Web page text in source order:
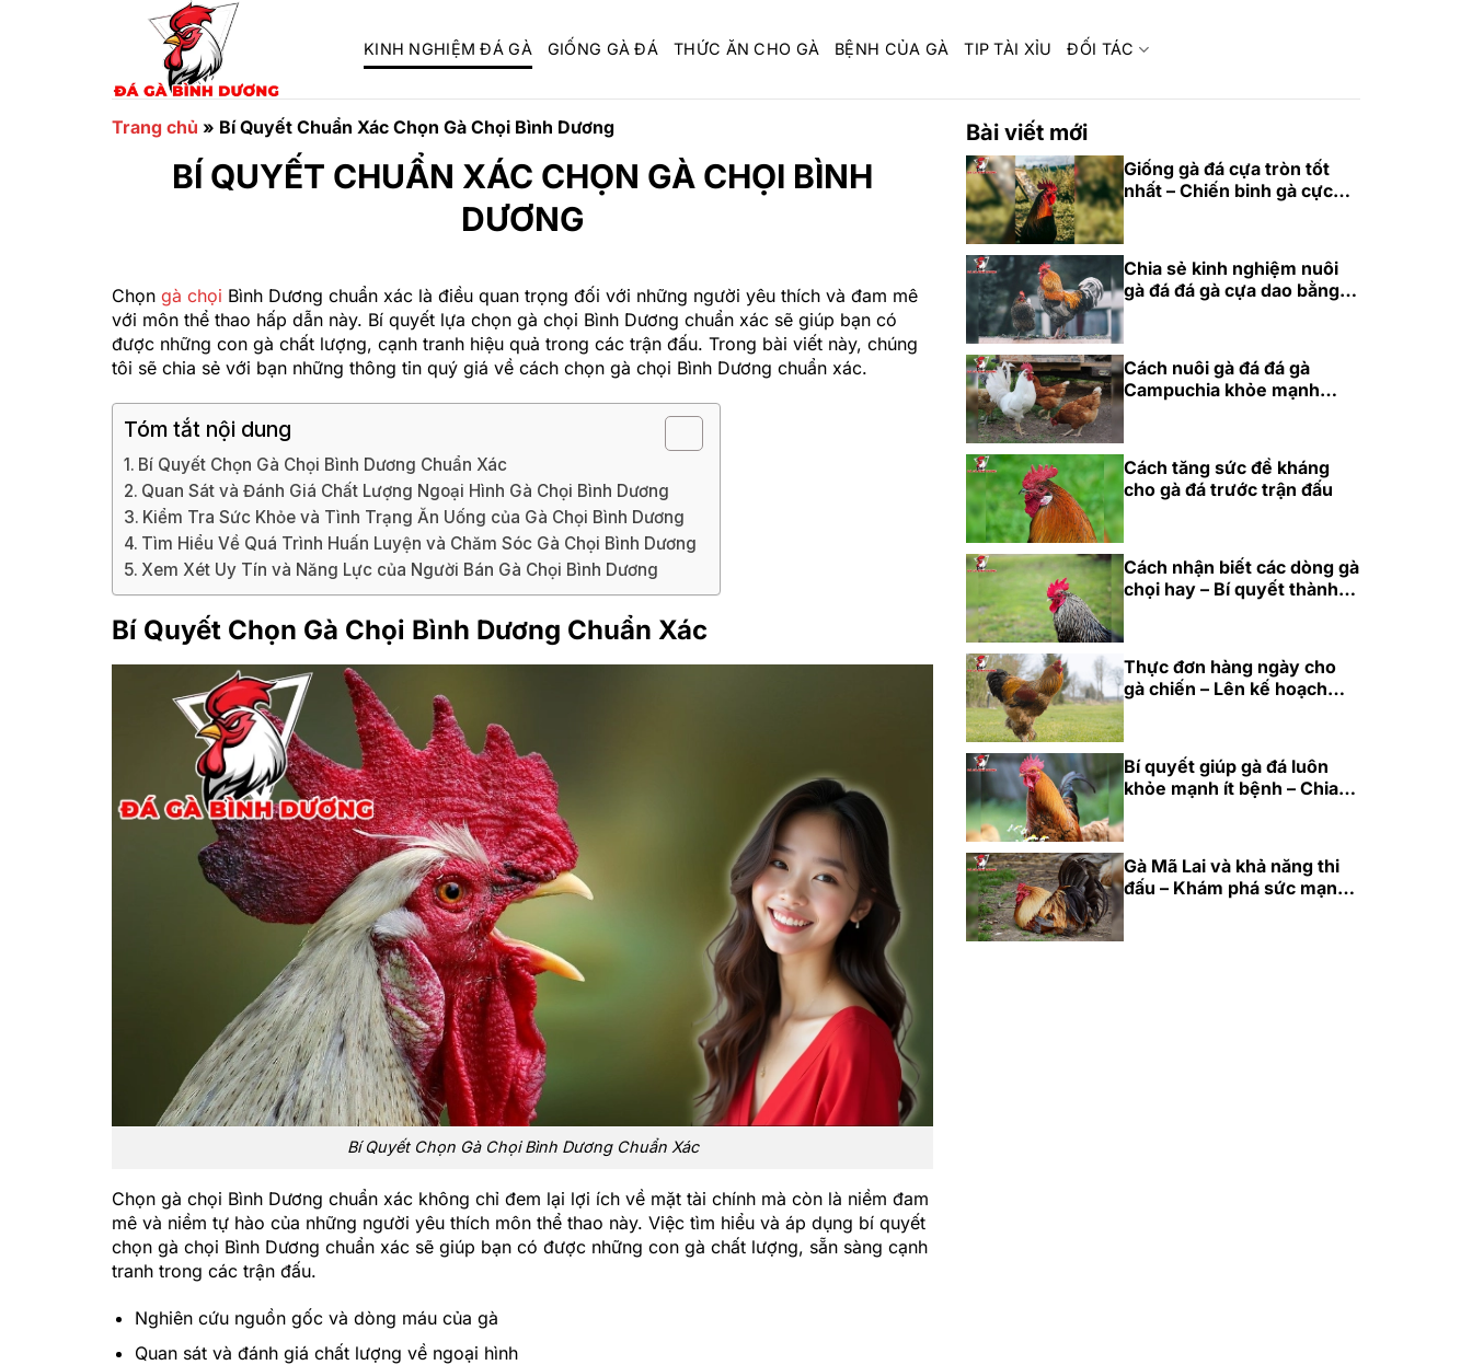
KINH NGHIỆM ĐÁ GÀ GIỐNG GÀ ĐÁ THỨC ĂN CHO GÀ BỆNH CỦA GÀ TIP TÀI XỈU ĐỐI TÁC
Trang chủ » Bí Quyết Chuẩn Xác Chọn Gà Chọi Bình Dương
BÍ QUYẾT CHUẨN XÁC CHỌN GÀ CHỌI BÌNH
DƯƠNG
Chọn gà chọi Bình Dương chuẩn xác là điều quan trọng đối với những người yêu thích và đam mê
với môn thể thao hấp dẫn này. Bí quyết lựa chọn gà chọi Bình Dương chuẩn xác sẽ giúp bạn có
được những con gà chất lượng, cạnh tranh hiệu quả trong các trận đấu. Trong bài viết này, chúng
tôi sẽ chia sẻ với bạn những thông tin quý giá về cách chọn gà chọi Bình Dương chuẩn xác.
Tóm tắt nội dung
Bí Quyết Chọn Gà Chọi Bình Dương Chuẩn Xác
Quan Sát và Đánh Giá Chất Lượng Ngoại Hình Gà Chọi Bình Dương
Kiểm Tra Sức Khỏe và Tình Trạng Ăn Uống của Gà Chọi Bình Dương
Tìm Hiểu Về Quá Trình Huấn Luyện và Chăm Sóc Gà Chọi Bình Dương
Xem Xét Uy Tín và Năng Lực của Người Bán Gà Chọi Bình Dương
Bí Quyết Chọn Gà Chọi Bình Dương Chuẩn Xác
Bí Quyết Chọn Gà Chọi Bình Dương Chuẩn Xác
Chọn gà chọi Bình Dương chuẩn xác không chỉ đem lại lợi ích về mặt tài chính mà còn là niềm đam
mê và niềm tự hào của những người yêu thích môn thể thao này. Việc tìm hiểu và áp dụng bí quyết
chọn gà chọi Bình Dương chuẩn xác sẽ giúp bạn có được những con gà chất lượng, sẵn sàng cạnh
tranh trong các trận đấu.
Nghiên cứu nguồn gốc và dòng máu của gà
Quan sát và đánh giá chất lượng về ngoại hình
Bài viết mới
Giống gà đá cựa tròn tốt
nhất – Chiến binh gà cực
Chia sẻ kinh nghiệm nuôi
gà đá đá gà cựa dao bằng
Cách nuôi gà đá đá gà
Campuchia khỏe mạnh
Cách tăng sức đề kháng
cho gà đá trước trận đấu
Cách nhận biết các dòng gà
chọi hay – Bí quyết thành
Thực đơn hàng ngày cho
gà chiến – Lên kế hoạch
Bí quyết giúp gà đá luôn
khỏe mạnh ít bệnh – Chia
Gà Mã Lai và khả năng thi
đấu – Khám phá sức mạnh